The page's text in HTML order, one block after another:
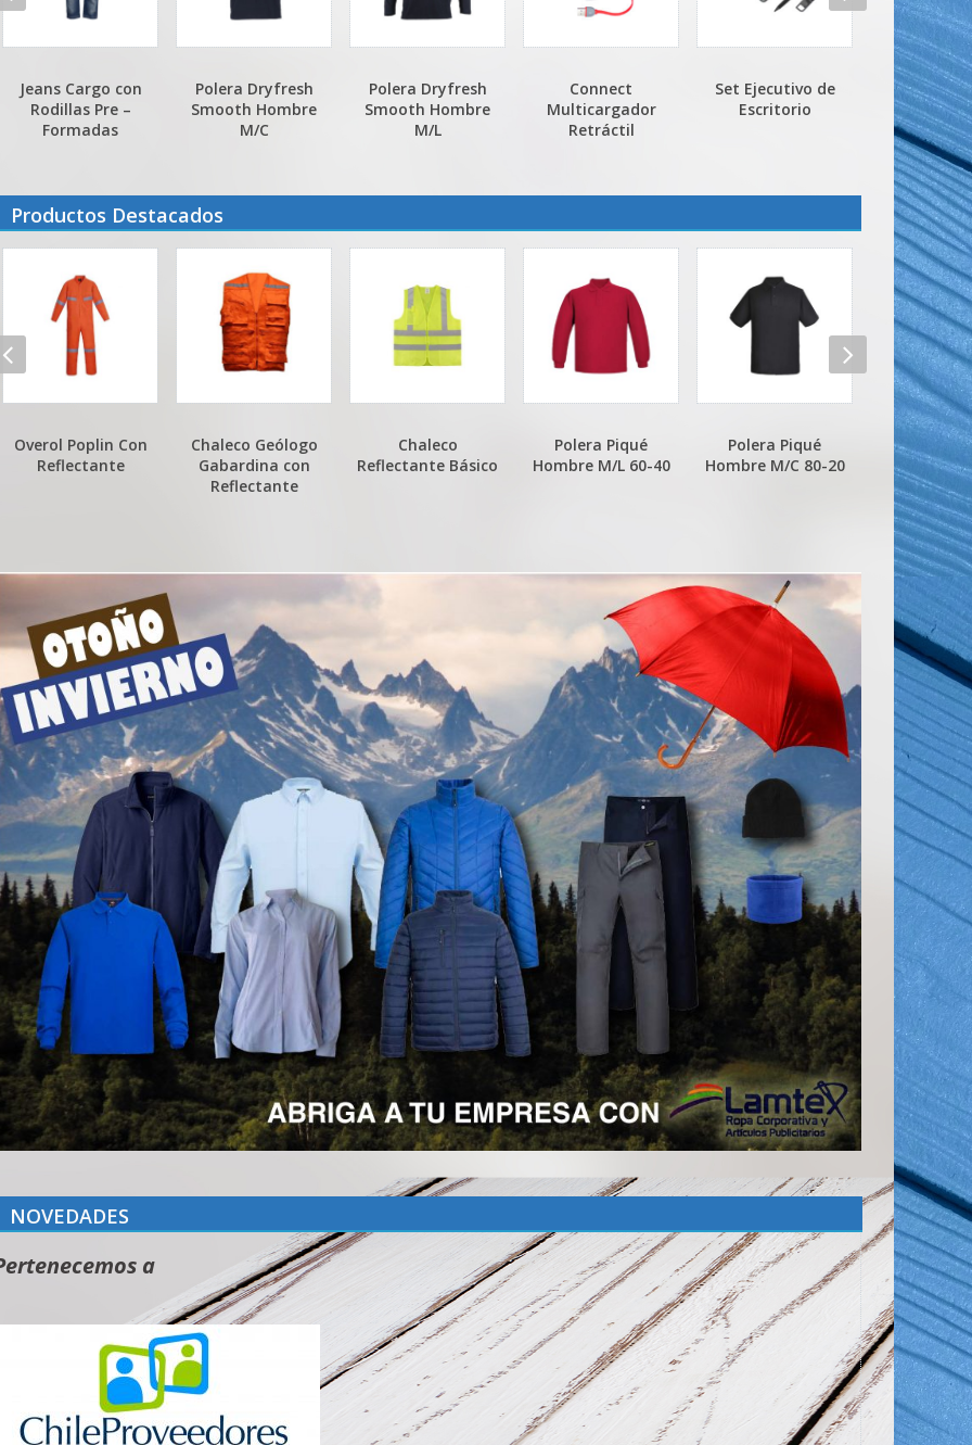
Polera Dryfresh
Smooth Hombre
M/C
Polera Dryfresh
Smooth Hombre
M/L
Connect
Multicargador
Retráctil
Set Ejecutivo de
Escritorio
Set Paletas de
Playa Premium
Set de
Juego de
Productos Destacados
Chaleco Geólogo
Gabardina con
Chaleco
Reflectante Básico
Polera Piqué
Hombre M/L 60-40
Polera Piqué
Hombre M/C 80-20
Polera Piqué
Hombre M/C 60-40
Polera
M/C 80-
NOVEDADES
a